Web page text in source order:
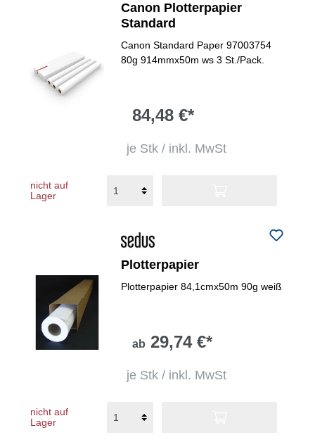
Canon Plotterpapier
Standard
Canon Standard Paper 97003754
80g 914mmx50m ws 3 St./Pack.
84,48 €*
je Stk / inkl. MwSt
nicht auf
Lager
Plotterpapier
Plotterpapier 84,1cmx50m 90g weiß
ab 29,74 €*
je Stk / inkl. MwSt
nicht auf
Lager